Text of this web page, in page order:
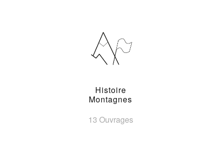
Histoire
Montagnes
13 Ouvrages